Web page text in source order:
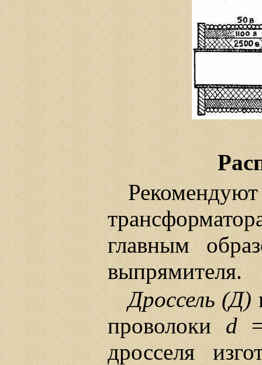
главным
выпрямителя.
Дроссель (Д)
проволоки d
дросселя